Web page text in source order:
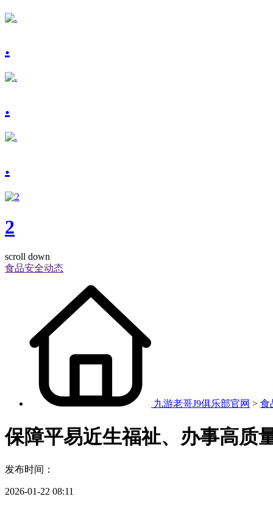
.
.
.
2
scroll down
食品安全动态
九游老哥J9俱乐部官网 > 食
保障平易近生福祉、办事高质
发布时间：
2026-01-22 08:11